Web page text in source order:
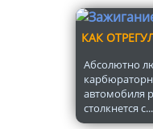
КАК
Абсолютно
автомобиля
столкнется с...